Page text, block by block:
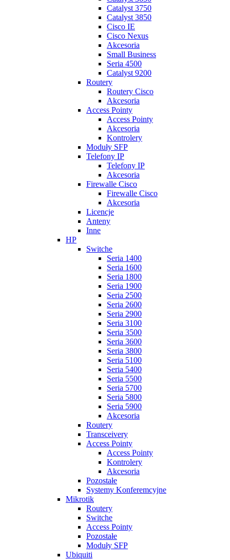
Catalyst 3750
Catalyst 3850
Cisco IE
Cisco Nexus
Akcesoria
Small Business
Seria 4500
Catalyst 9200
Routery
Routery Cisco
Akcesoria
Access Pointy
Access Pointy
Akcesoria
Kontrolery
Moduły SFP
Telefony IP
Telefony IP
Akcesoria
Firewalle Cisco
Firewalle Cisco
Akcesoria
Licencje
Anteny
Inne
HP
Switche
Seria 1400
Seria 1600
Seria 1800
Seria 1900
Seria 2500
Seria 2600
Seria 2900
Seria 3100
Seria 3500
Seria 3600
Seria 3800
Seria 5100
Seria 5400
Seria 5500
Seria 5700
Seria 5800
Seria 5900
Akcesoria
Routery
Transceivery
Access Pointy
Access Pointy
Kontrolery
Akcesoria
Pozostałe
Systemy Konferemcyjne
Mikrotik
Routery
Switche
Access Pointy
Pozostałe
Moduły SFP
Ubiquiti